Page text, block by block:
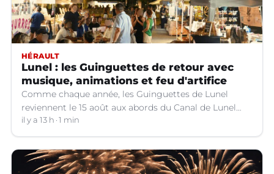
HÉRAULT
Lunel : les Guinguettes de retour avec
musique, animations et feu d'artifice
Comme chaque année, les Guinguettes de Lunel
reviennent le 15 août aux abords du Canal de Lunel
(Hérault).
il y a 13 h 1 min